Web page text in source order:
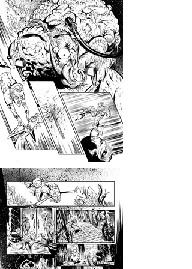
Presents: Mr. Nimbus ONI PRESS